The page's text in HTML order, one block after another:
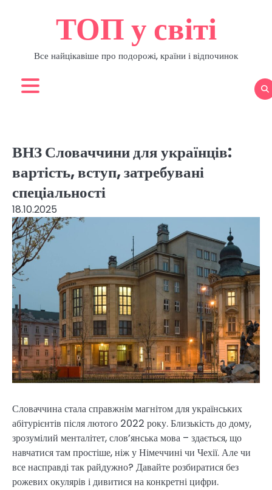
ТОП у світі
Все найцікавіше про подорожі, країни і відпочинок
ВНЗ Словаччини для українців:
вартість, вступ, затребувані
спеціальності
18.10.2025
Словаччина стала справжнім магнітом для українських
абітурієнтів після лютого 2022 року. Близькість до дому,
зрозумілий менталітет, слов’янська мова – здається, що
навчатися там простіше, ніж у Німеччині чи Чехії. Але чи
все насправді так райдужно? Давайте розбиратися без
рожевих окулярів і дивитися на конкретні цифри.